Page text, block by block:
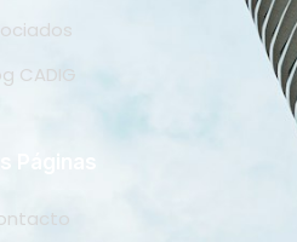
CADIG